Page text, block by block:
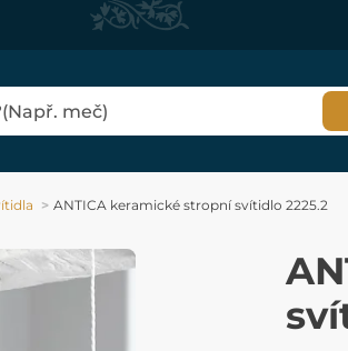
ANTICA keramické stropní svítidlo 2225.2